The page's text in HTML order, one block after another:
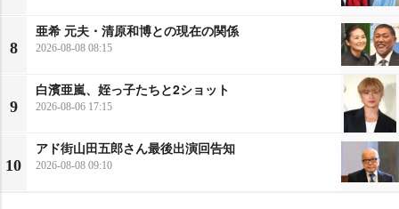
8
亜希 元夫・清原和博との現在の関係
2026-08-08 08:15
9
白濱亜嵐、姪っ子たちと2ショット
2026-08-06 17:15
10
アド街山田五郎さん最後出演回告知
2026-08-08 09:10